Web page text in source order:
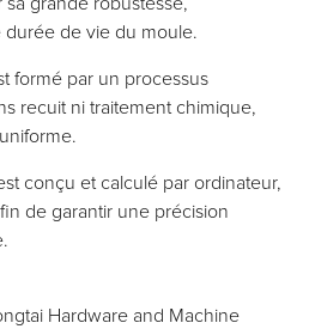
durée de vie du moule.
formé par un processus
recuit ni traitement chimique,
conçu et calculé par ordinateur,
de garantir une précision
Hardware and Machine